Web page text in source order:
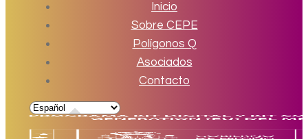
Inicio
Sobre CEPE
Polígonos Q
Asociados
Contacto